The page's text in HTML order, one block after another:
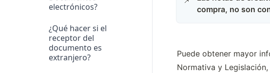
electrónicos?
¿Qué hacer si el
receptor del
documento es
extranjero?
compra, no son
Puede obtener mayor
Normativa y